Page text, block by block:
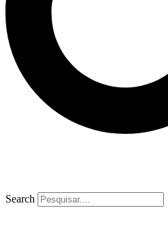
Search